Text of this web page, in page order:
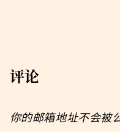
评论
你的邮箱地址不会被